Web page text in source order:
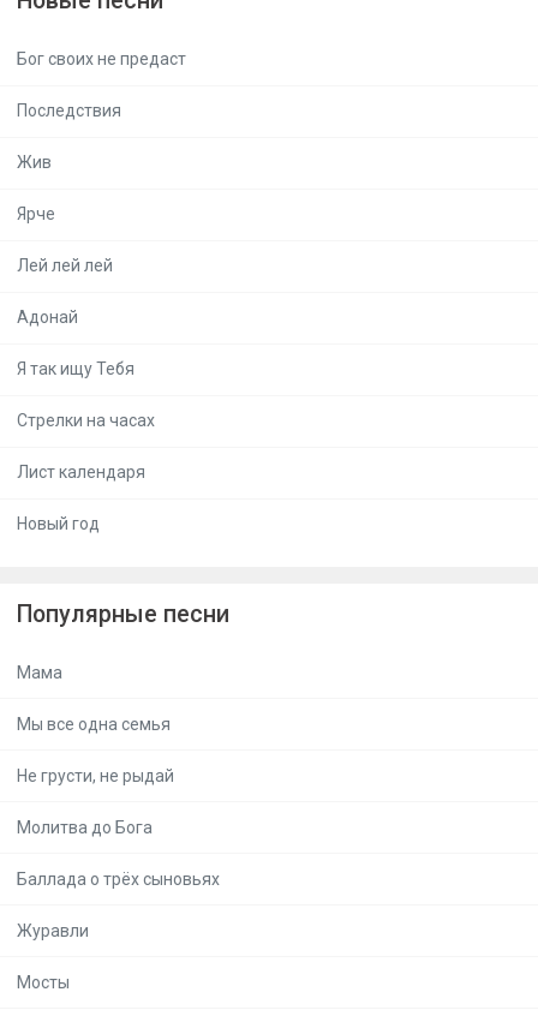
Бог своих не предаст
Последствия
Жив
Ярче
Лей лей лей
Адонай
Я так ищу Тебя
Стрелки на часах
Лист календаря
Новый год
Популярные песни
Мама
Мы все одна семья
Не грусти, не рыдай
Молитва до Бога
Баллада о трёх сыновьях
Журавли
Мосты